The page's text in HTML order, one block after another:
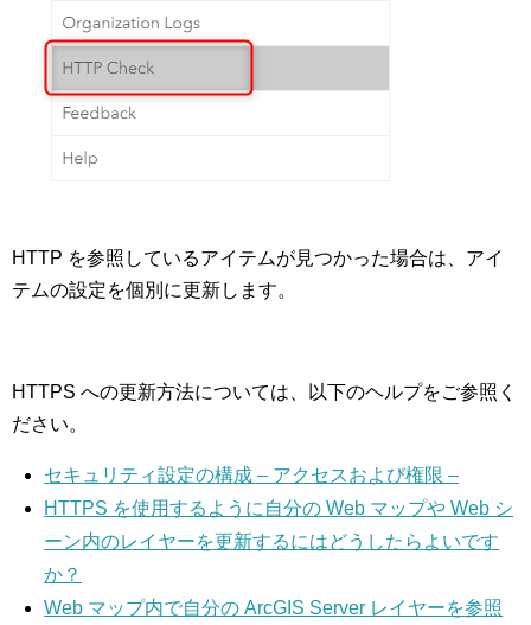
HTTP を参照しているアイテムが見つかった場合は、アイ
テムの設定を個別に更新します。
HTTPS への更新方法については、以下のヘルプをご参照く
ださい。
セキュリティ設定の構成 – アクセスおよび権限 –
HTTPS を使用するように自分の Web マップや Web シ
ーン内のレイヤーを更新するにはどうしたらよいです
か？
Web マップ内で自分の ArcGIS Server レイヤーを参照